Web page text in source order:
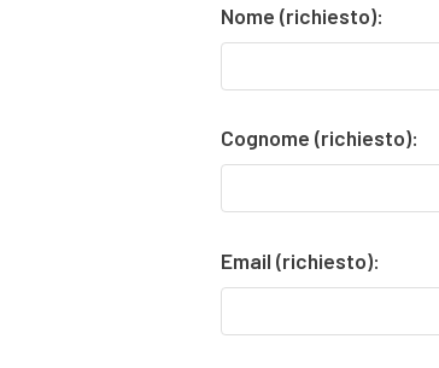
Nome (richiesto):
Cognome (richiesto):
Email (richiesto):